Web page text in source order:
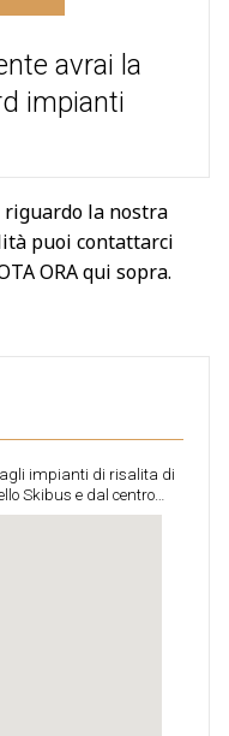
avrai la
impianti
la nostra
puoi contattarci
ORA qui sopra.
impianti di risalita di
Skibus e dal centro…